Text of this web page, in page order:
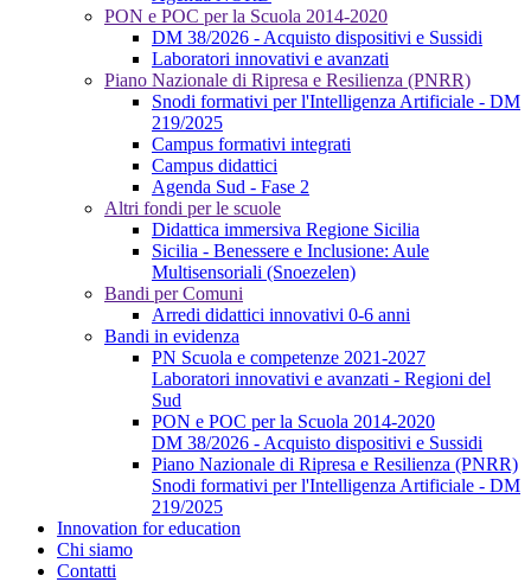
PON e POC per la Scuola 2014-2020
DM 38/2026 - Acquisto dispositivi e Sussidi
Laboratori innovativi e avanzati
Piano Nazionale di Ripresa e Resilienza (PNRR)
Snodi formativi per l'Intelligenza Artificiale - DM
219/2025
Campus formativi integrati
Campus didattici
Agenda Sud - Fase 2
Altri fondi per le scuole
Didattica immersiva Regione Sicilia
Sicilia - Benessere e Inclusione: Aule
Multisensoriali (Snoezelen)
Bandi per Comuni
Arredi didattici innovativi 0-6 anni
Bandi in evidenza
PN Scuola e competenze 2021-2027
Laboratori innovativi e avanzati - Regioni del
Sud
PON e POC per la Scuola 2014-2020
DM 38/2026 - Acquisto dispositivi e Sussidi
Piano Nazionale di Ripresa e Resilienza (PNRR)
Snodi formativi per l'Intelligenza Artificiale - DM
219/2025
Innovation for education
Chi siamo
Contatti